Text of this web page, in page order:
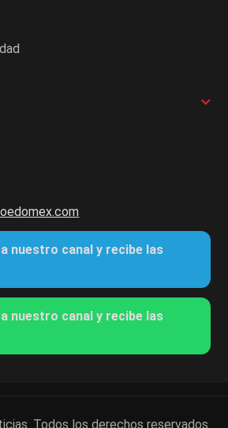
nuestro canal y recibe las
nuestro canal y recibe las
Todos los derechos reservados.